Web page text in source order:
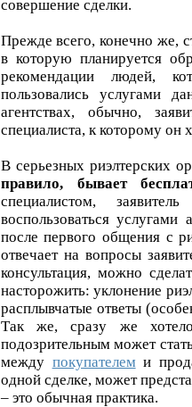
совершение сделки.
Прежде всего, конечно же,
в которую планируется
рекомендации людей,
пользовались услугами
агентствах, обычно,
специалиста, к которому он
В серьезных риэлтерских
правило, бывает
специалистом,
воспользоваться
после первого общения с
отвечает на вопросы
консультация, можно
насторожить: уклонение
расплывчатые ответы
Так же, сразу же
подозрительным может
между покупателеми
одной сделке, может
– это обычная практика.